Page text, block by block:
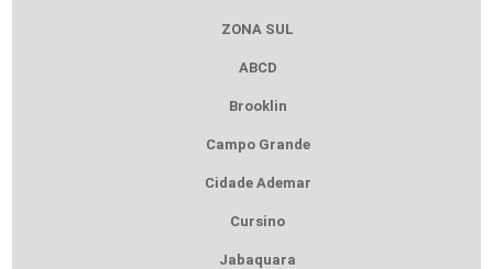
ZONA SUL
ABCD
Brooklin
Campo Grande
Cidade Ademar
Cursino
Jabaquara